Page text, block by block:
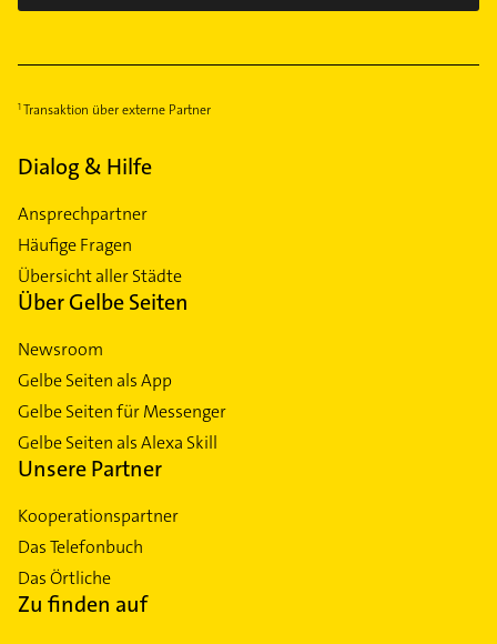
Transaktion über externe Partner
Dialog & Hilfe
Ansprechpartner
Häufige Fragen
Übersicht aller Städte
Über Gelbe Seiten
Newsroom
Gelbe Seiten als App
Gelbe Seiten für Messenger
Gelbe Seiten als Alexa Skill
Unsere Partner
Kooperationspartner
Das Telefonbuch
Das Örtliche
Zu finden auf